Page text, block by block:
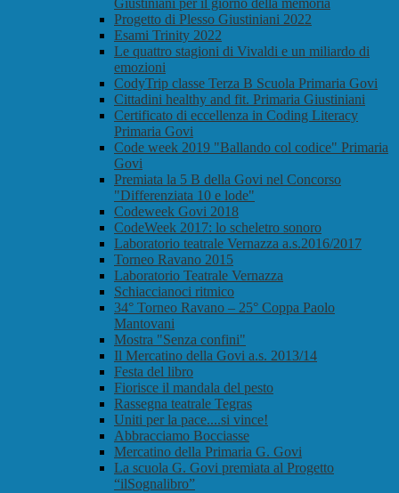
Giustiniani per il giorno della memoria
Progetto di Plesso Giustiniani 2022
Esami Trinity 2022
Le quattro stagioni di Vivaldi e un miliardo di
emozioni
CodyTrip classe Terza B Scuola Primaria Govi
Cittadini healthy and fit. Primaria Giustiniani
Certificato di eccellenza in Coding Literacy
Primaria Govi
Code week 2019 "Ballando col codice" Primaria
Govi
Premiata la 5 B della Govi nel Concorso
"Differenziata 10 e lode"
Codeweek Govi 2018
CodeWeek 2017: lo scheletro sonoro
Laboratorio teatrale Vernazza a.s.2016/2017
Torneo Ravano 2015
Laboratorio Teatrale Vernazza
Schiaccianoci ritmico
34° Torneo Ravano – 25° Coppa Paolo
Mantovani
Mostra "Senza confini"
Il Mercatino della Govi a.s. 2013/14
Festa del libro
Fiorisce il mandala del pesto
Rassegna teatrale Tegras
Uniti per la pace....si vince!
Abbracciamo Bocciasse
Mercatino della Primaria G. Govi
La scuola G. Govi premiata al Progetto
“ilSognalibro”